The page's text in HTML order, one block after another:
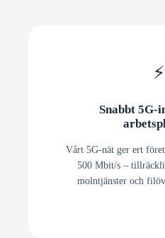
⚡
Snabbt 5G-
Vårt 5G-nät ger ert
500 Mbit/s –
molntjänster och